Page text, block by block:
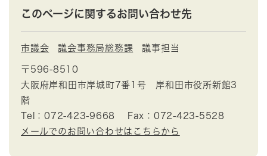
このページに関するお問い合わせ先
市議会 議会事務局総務課 議事担当
〒596-8510
大阪府岸和田市岸城町7番1号 岸和田市役所新館3
階
Tel：072-423-9668
Fax：072-423-5528
メールでのお問い合わせはこちらから